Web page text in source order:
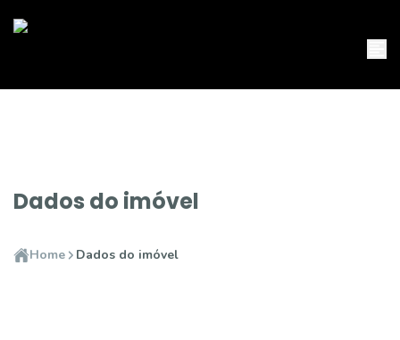
Dados do imóvel
Home Dados do imóvel